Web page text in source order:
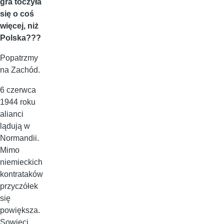
gra toczyła
się o coś
więcej, niż
Polska???
Popatrzmy
na Zachód.
6 czerwca
1944 roku
alianci
lądują w
Normandii.
Mimo
niemieckich
kontrataków
przyczółek
się
powiększa.